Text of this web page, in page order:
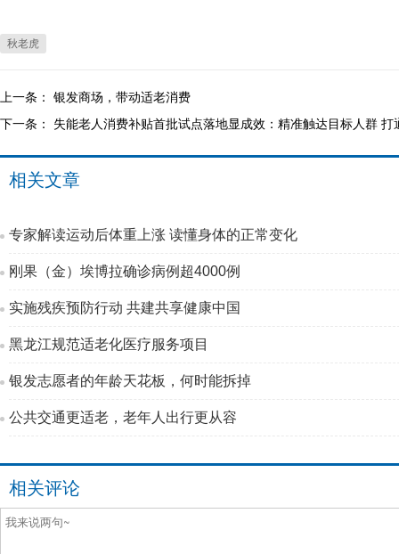
秋老虎
上一条： 银发商场，带动适老消费
下一条： 失能老人消费补贴首批试点落地显成效：精准触达目标人群 打
相关文章
专家解读运动后体重上涨 读懂身体的正常变化
刚果（金）埃博拉确诊病例超4000例
实施残疾预防行动 共建共享健康中国
黑龙江规范适老化医疗服务项目
银发志愿者的年龄天花板，何时能拆掉
公共交通更适老，老年人出行更从容
相关评论